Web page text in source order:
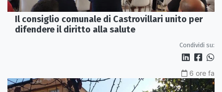
Il consiglio comunale di Castrovillari unito per
difendere il diritto alla salute
Condividi su:
6 ore fa